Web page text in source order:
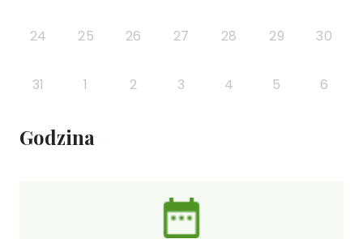
24 25 26 27 28 29 30
31 1 2 3 4 5 6
Godzina